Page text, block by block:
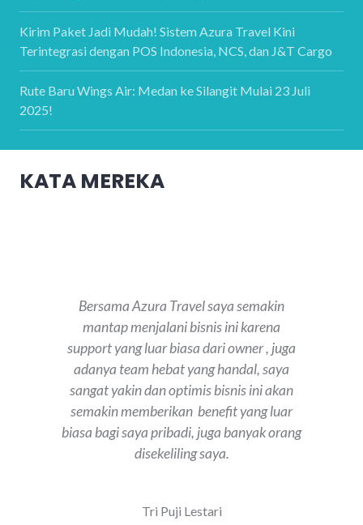
Kirim Paket Jadi Mudah! Sistem Azura Travel Kini
Terintegrasi dengan POS Indonesia, NCS, dan J&T Cargo
Rute Baru Wings Air: Medan ke Silangit Mulai 23 Juli
2025!
KATA MEREKA
Bersama Azura Travel saya semakin
mantap menjalani bisnis ini karena
support yang luar biasa dari owner , juga
adanya team hebat yang handal, saya
sangat yakin dan optimis bisnis ini akan
semakin memberikan benefit yang luar
biasa bagi saya pribadi, juga banyak orang
disekeliling saya.
Tri Puji Lestari